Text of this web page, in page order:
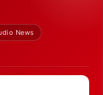
News